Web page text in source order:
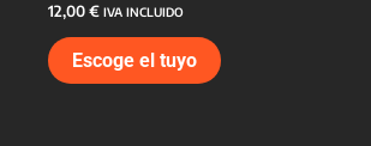
12,00€ IVA INCLUIDO
Escoge el tuyo